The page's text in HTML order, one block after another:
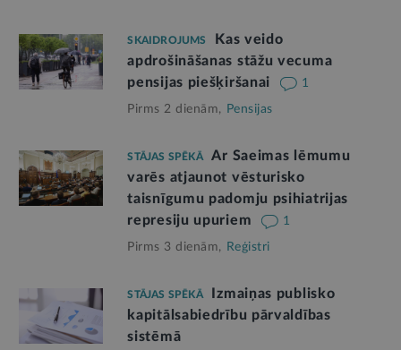
SKAIDROJUMS
Kas veido
apdrošināšanas stāžu vecuma
pensijas piešķiršanai
1
Pirms 2 dienām, Pensijas
STĀJAS SPĒKĀ
Ar Saeimas lēmumu
varēs atjaunot vēsturisko
taisnīgumu padomju psihiatrijas
represiju upuriem
1
Pirms 3 dienām, Reģistri
STĀJAS SPĒKĀ
Izmaiņas publisko
kapitālsabiedrību pārvaldības
sistēmā